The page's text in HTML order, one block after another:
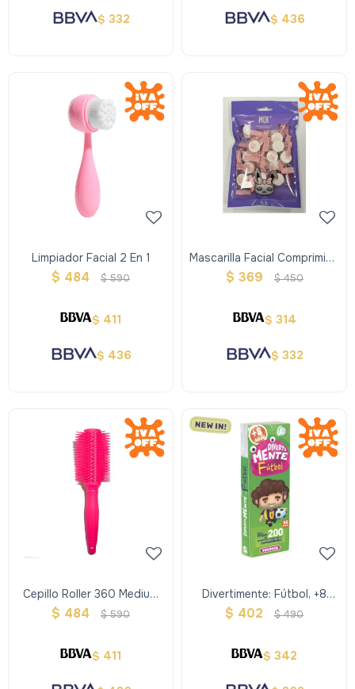
$ 332 $ 436
Limpiador Facial 2 En 1
$ 484 $ 590
$ 411
$ 436
Mascarilla Facial Comprimida
25 Unidades
$ 369 $450
$ 314
$ 332
Cepillo Roller 360 Medium
35 Mm Rosa
$ 484 $ 590
$ 411
Divertimente: Fútbol, +8
Años
$ 402 $490
$ 342